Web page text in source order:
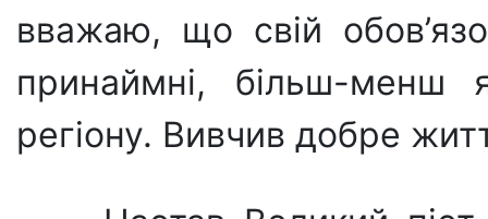
вважаю, що свій
принаймні, більш-
регіону. Вивчив добре